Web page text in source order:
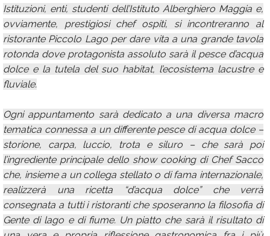
Istituzioni, enti, studenti dell’Istituto Alberghiero Maggia e,
ovviamente, prestigiosi chef ospiti, si incontreranno al
ristorante Piccolo Lago per dare vita a una grande tavola
rotonda dove protagonista assoluto sarà il pesce d’acqua
dolce e la tutela del suo habitat, l’ecosistema lacustre e
fluviale.
Ogni appuntamento sarà dedicato a una diversa macro
tematica connessa a un differente pesce di acqua dolce –
storione, carpa, luccio, trota e siluro – che sarà poi
l’ingrediente principale dello show cooking di Chef Sacco
che, insieme a un collega stellato o di fama internazionale,
realizzerà una ricetta “d’acqua dolce” che verrà
consegnata a tutti i ristoranti che sposeranno la filosofia di
Gente di lago e di fiume. Un piatto che sarà il risultato di